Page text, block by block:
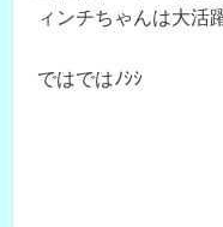
ィンチちゃんは大活
ではではﾉｼｼ